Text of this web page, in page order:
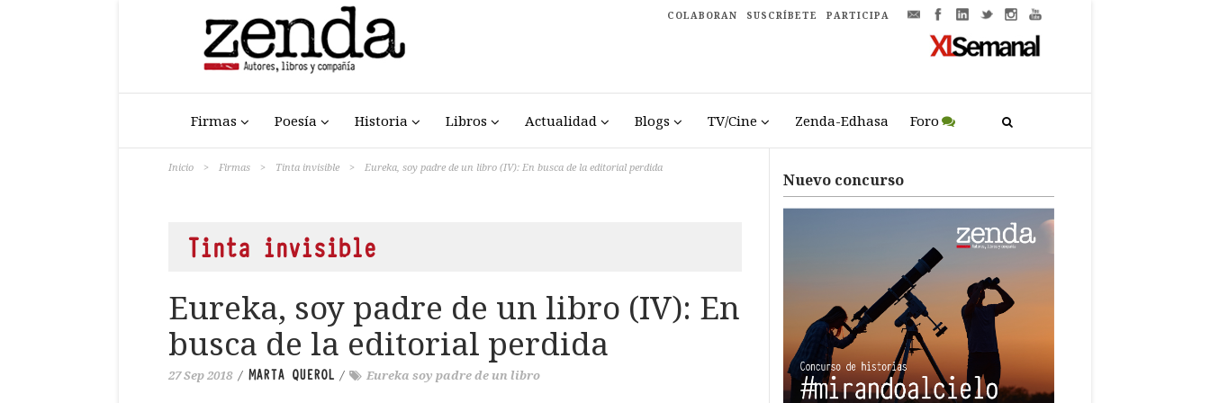
COLABORAN SUSCRÍBETE PARTICIPA
Firmas Poesía Historia Libros Actualidad Blogs TV/Cine Zenda-Edhasa Foro
Inicio > Firmas > Tinta invisible > Eureka, soy padre de un libro (IV): En busca de la editorial perdida
Tinta invisible
Eureka, soy padre de un libro (IV): En
busca de la editorial perdida
27 Sep 2018 / MARTA QUEROL / Eureka soy padre de un libro
Nuevo concurso